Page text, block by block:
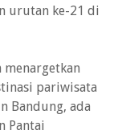
urutan ke-21 di
pariwisata
Bandung, ada
Pantai